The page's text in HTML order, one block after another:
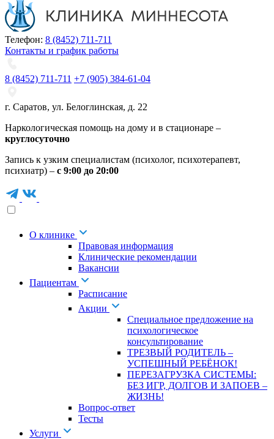
Телефон: 8 (8452) 711-711
Контакты и график работы
8 (8452) 711-711 +7 (905) 384-61-04
г. Саратов, ул. Белоглинская, д. 22
Наркологическая помощь на дому и в стационаре –
круглосуточно
Запись к узким специалистам (психолог, психотерапевт,
психиатр) – с 9:00 до 20:00
О клинике
Правовая информация
Клинические рекомендации
Вакансии
Пациентам
Расписание
Акции
Специальное предложение на
психологическое
консультирование
ТРЕЗВЫЙ РОДИТЕЛЬ –
УСПЕШНЫЙ РЕБЁНОК!
ПЕРЕЗАГРУЗКА СИСТЕМЫ:
БЕЗ ИГР, ДОЛГОВ И ЗАПОЕВ –
ЖИЗНЬ!
Вопрос-ответ
Тесты
Услуги